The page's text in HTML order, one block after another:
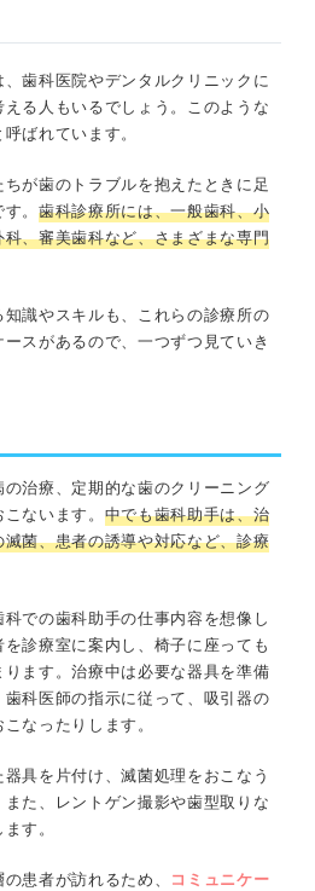
歯科医院やデンタルクリニックに
る人もいるでしょう。このような
ばれています。
が歯のトラブルを抱えたときに足
す。歯科診療所には、一般歯科、小
、審美歯科など、さまざまな専門
識やスキルも、これらの診療所の
スがあるので、一つずつ見ていき
治療、定期的な歯のクリーニング
ないます。 中でも歯科助手は、治
菌、患者の誘導や対応など、診療
での歯科助手の仕事内容を想像し
診療室に案内し、椅子に座っても
ます。治療中は必要な器具を準備
科医師の指示に従って、吸引器の
なったりします。
具を片付け、滅菌処理をおこなう
た、レントゲン撮影や歯型取りな
す。
患者が訪れるため、
コミュニケー